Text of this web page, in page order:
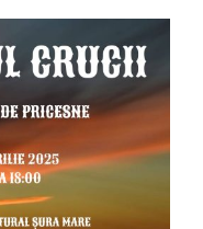
CRUCII-
12.04.2025